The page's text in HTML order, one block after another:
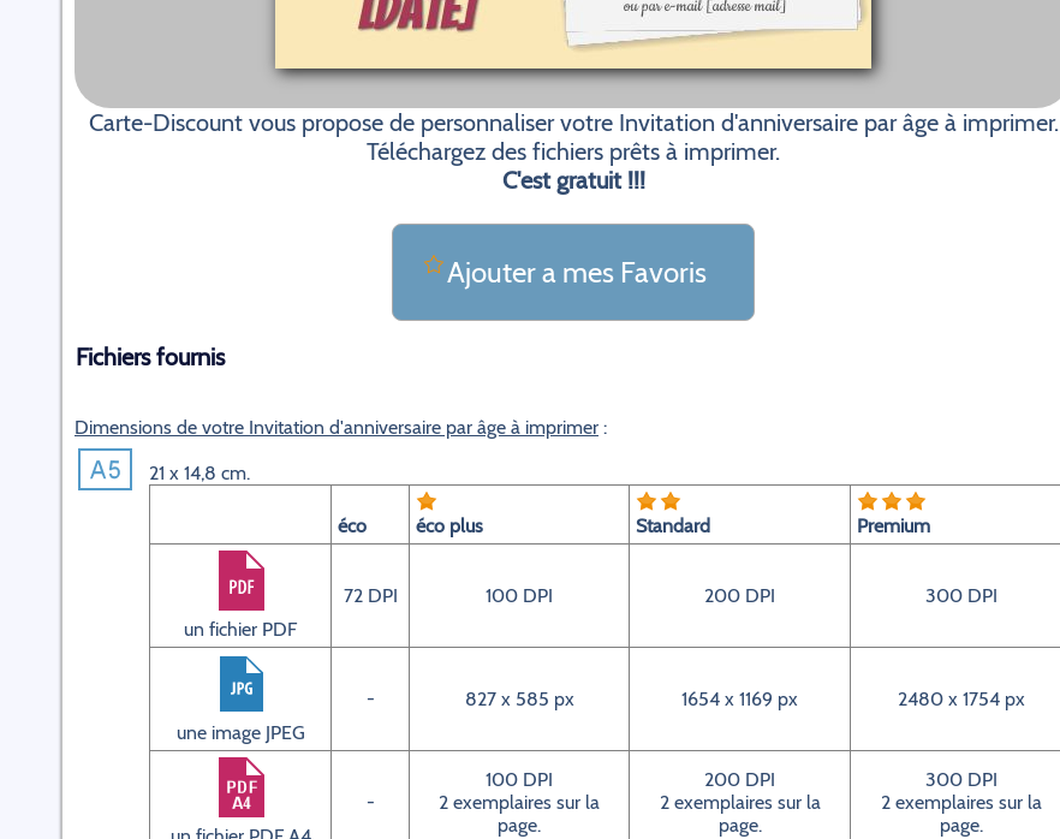
Carte-Discount vous propose de personnaliser votre Invitation d'anniversaire par âge à imprimer.
Téléchargez des fichiers prêts à imprimer.
C'est gratuit !!!
Ajouter a mes Favoris
Fichiers fournis
Dimensions de votre Invitation d'anniversaire par âge à imprimer :
21 x 14,8 cm.
éco éco plus Standard Premium
un fichier PDF
72 DPI 100 DPI 200 DPI 300 DPI
une image JPEG
- 827 x 585 px 1654 x 1169 px 2480 x 1754 px
-
100 DPI
2 exemplaires sur la
page.
200 DPI
2 exemplaires sur la
page.
300 DPI
2 exemplaires sur la
page.